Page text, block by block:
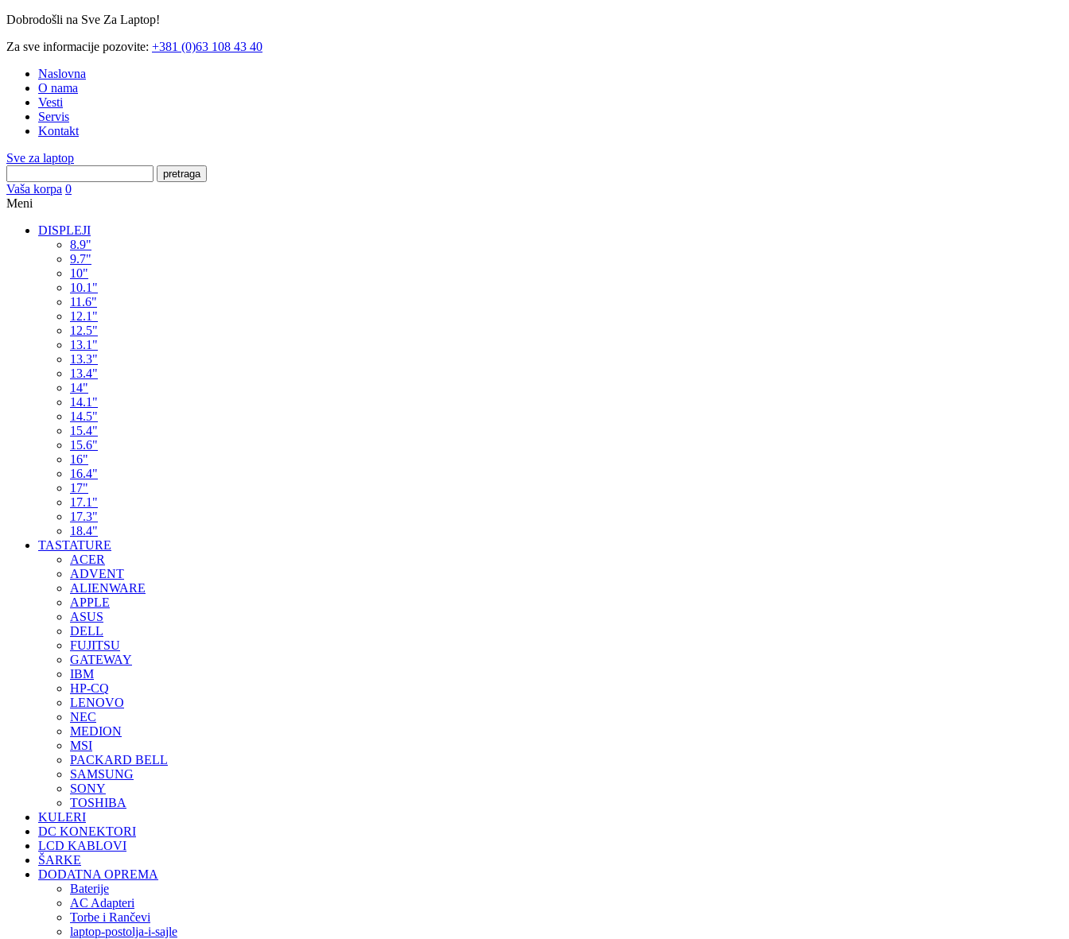
Dobrodošli na Sve Za Laptop!
Za sve informacije pozovite: +381 (0)63 108 43 40
Naslovna
O nama
Vesti
Servis
Kontakt
Sve za laptop
pretraga
Vaša korpa 0
Meni
DISPLEJI
8.9"
9.7"
10"
10.1"
11.6"
12.1"
12.5"
13.1"
13.3"
13.4"
14"
14.1"
14.5"
15.4"
15.6"
16"
16.4"
17"
17.1"
17.3"
18.4"
TASTATURE
ACER
ADVENT
ALIENWARE
APPLE
ASUS
DELL
FUJITSU
GATEWAY
IBM
HP-CQ
LENOVO
NEC
MEDION
MSI
PACKARD BELL
SAMSUNG
SONY
TOSHIBA
KULERI
DC KONEKTORI
LCD KABLOVI
ŠARKE
DODATNA OPREMA
Baterije
AC Adapteri
Torbe i Rančevi
laptop-postolja-i-sajle